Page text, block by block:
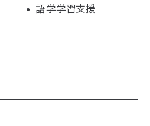
語学学習支援